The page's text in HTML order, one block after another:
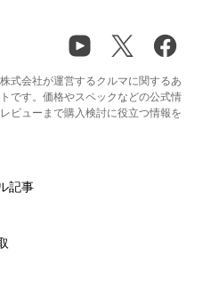
式会社が運営するクルマに関するあ
です。価格やスペックなどの公式情
ビューまで購入検討に役立つ情報を
記事